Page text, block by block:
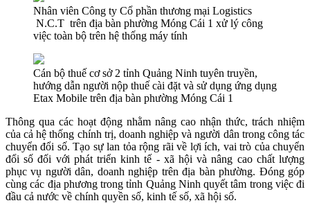
Nhân viên Công ty Cổ phần thương mại Logistics
N.C.T trên địa bàn phường Móng Cái 1 xử lý công
việc toàn bộ trên hệ thống máy tính
Cán bộ thuế cơ sở 2 tỉnh Quảng Ninh tuyên truyền,
hướng dẫn người nộp thuế cài đặt và sử dụng ứng dụng
Etax Mobile trên địa bàn phường Móng Cái 1
Thông qua các hoạt động nhằm nâng cao nhận thức, trách nhiệm
của cả hệ thống chính trị, doanh nghiệp và người dân trong công tác
chuyển đổi số. Tạo sự lan tỏa rộng rãi về lợi ích, vai trò của chuyển
đổi số đối với phát triển kinh tế - xã hội và nâng cao chất lượng
phục vụ người dân, doanh nghiệp trên địa bàn phường. Đóng góp
cùng các địa phương trong tỉnh Quảng Ninh quyết tâm trong việc đi
đầu cả nước về chính quyền số, kinh tế số, xã hội số.